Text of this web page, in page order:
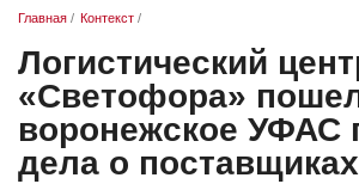
Главная / Контекст /
Логистический
«Светофора»
воронежское УФАС
дела о поставщиках